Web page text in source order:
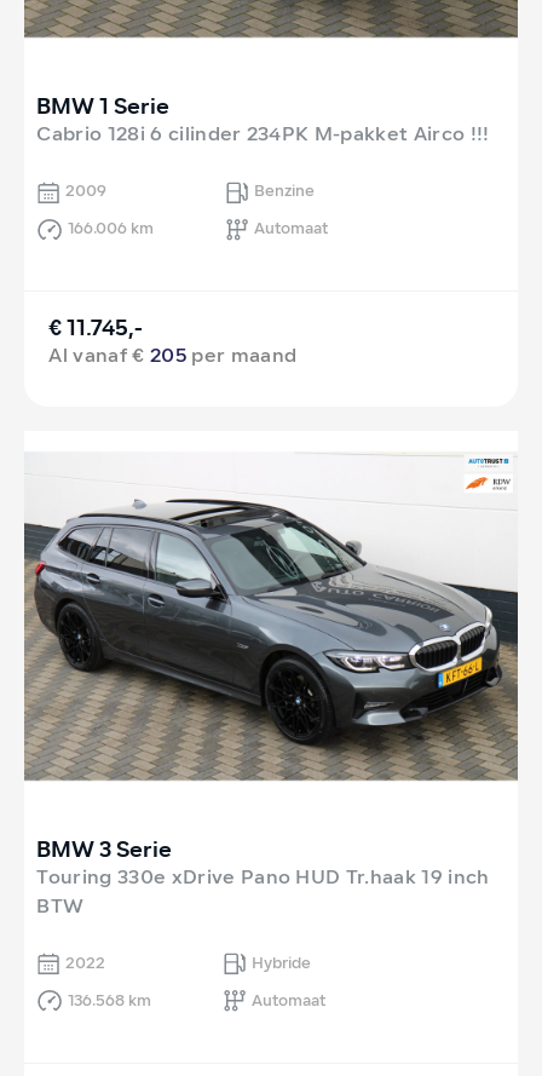
BMW 1 Serie
Cabrio 128i 6 cilinder 234PK M-pakket Airco !!!
2009
Benzine
166.006 km
Automaat
€ 11.745,-
Al vanaf €205 per maand
BMW 3 Serie
Touring 330e xDrive Pano HUD Tr.haak 19 inch
BTW
2022
Hybride
136.568 km
Automaat